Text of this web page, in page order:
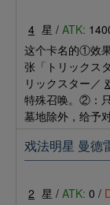
4 星 / ATK:
这个卡名的①效
张「トリックス
リックスター／
特殊召唤。②：
墓地除外，给予
戏法明星 曼德
2 星 / ATK: 0 /